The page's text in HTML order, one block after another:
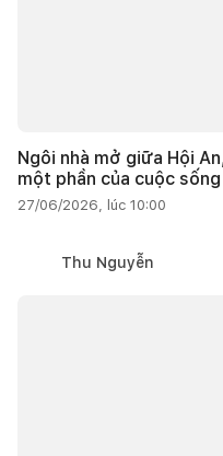
Ngôi nhà mở giữa Hội
một phần của cuộc sống
27/06/2026, lúc 10:00
Thu Nguyễn